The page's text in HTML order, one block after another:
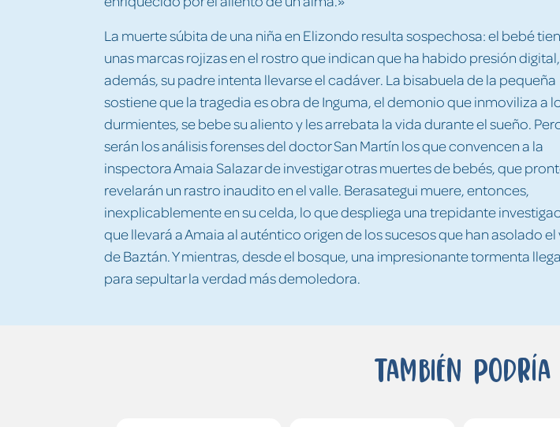
La muerte súbita de una niña en Elizondo resulta sospechosa: el bebé
unas marcas rojizas en el rostro que indican que ha habido presión
además, su padre intenta llevarse el cadáver. La bisabuela de la pequeña
sostiene que la tragedia es obra de Inguma, el demonio que inmoviliza a
durmientes, se bebe su aliento y les arrebata la vida durante el sueño.
serán los análisis forenses del doctor San Martín los que convencen a la
inspectora Amaia Salazar de investigar otras muertes de bebés, que
revelarán un rastro inaudito en el valle. Berasategui muere, entonces,
inexplicablemente en su celda, lo que despliega una trepidante
que llevará a Amaia al auténtico origen de los sucesos que han asolado el
de Baztán. Y mientras, desde el bosque, una impresionante tormenta llega
para sepultar la verdad más demoledora.
También podría